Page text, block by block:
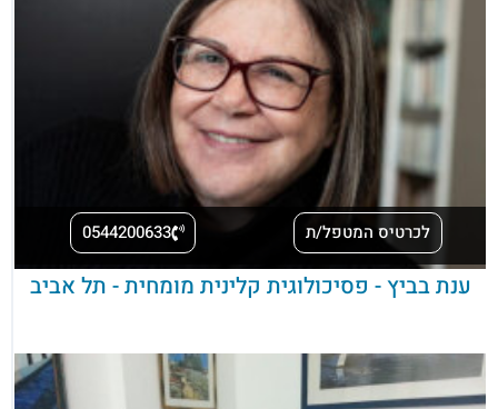
לכרטיס המטפל/ת 0544200633
ענת בביץ - פסיכולוגית קלינית מומחית - תל אביב